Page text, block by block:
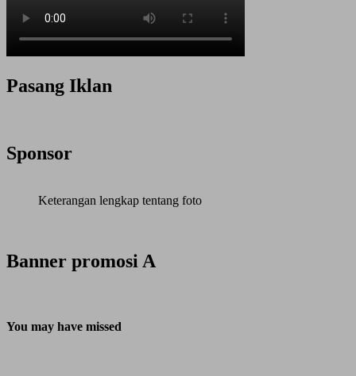
Pasang Iklan
Sponsor
Keterangan lengkap tentang foto
Banner promosi A
You may have missed